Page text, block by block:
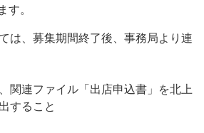
す。
は、募集期間終了後、事務局より連
関連ファイル「出店申込書」を北上
すること